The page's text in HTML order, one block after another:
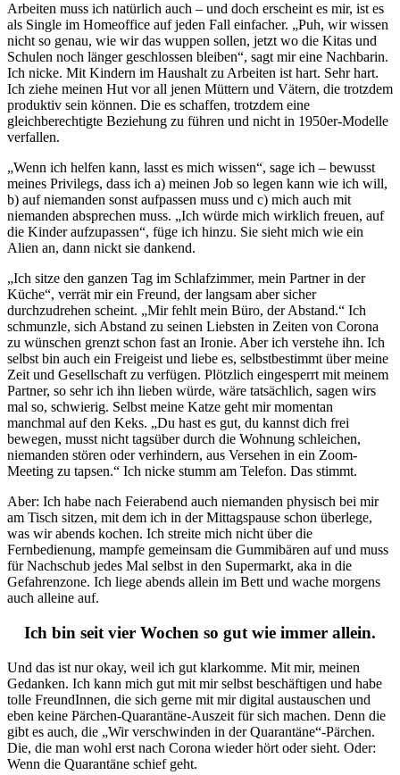
Arbeiten muss ich natürlich auch – und doch erscheint es mir, ist es
als Single im Homeoffice auf jeden Fall einfacher. „Puh, wir wissen
nicht so genau, wie wir das wuppen sollen, jetzt wo die Kitas und
Schulen noch länger geschlossen bleiben“, sagt mir eine Nachbarin.
Ich nicke. Mit Kindern im Haushalt zu Arbeiten ist hart. Sehr hart.
Ich ziehe meinen Hut vor all jenen Müttern und Vätern, die trotzdem
produktiv sein können. Die es schaffen, trotzdem eine
gleichberechtigte Beziehung zu führen und nicht in 1950er-Modelle
verfallen.
„Wenn ich helfen kann, lasst es mich wissen“, sage ich – bewusst
meines Privilegs, dass ich a) meinen Job so legen kann wie ich will,
b) auf niemanden sonst aufpassen muss und c) mich auch mit
niemanden absprechen muss. „Ich würde mich wirklich freuen, auf
die Kinder aufzupassen“, füge ich hinzu. Sie sieht mich wie ein
Alien an, dann nickt sie dankend.
„Ich sitze den ganzen Tag im Schlafzimmer, mein Partner in der
Küche“, verrät mir ein Freund, der langsam aber sicher
durchzudrehen scheint. „Mir fehlt mein Büro, der Abstand.“ Ich
schmunzle, sich Abstand zu seinen Liebsten in Zeiten von Corona
zu wünschen grenzt schon fast an Ironie. Aber ich verstehe ihn. Ich
selbst bin auch ein Freigeist und liebe es, selbstbestimmt über meine
Zeit und Gesellschaft zu verfügen. Plötzlich eingesperrt mit meinem
Partner, so sehr ich ihn lieben würde, wäre tatsächlich, sagen wirs
mal so, schwierig. Selbst meine Katze geht mir momentan
manchmal auf den Keks. „Du hast es gut, du kannst dich frei
bewegen, musst nicht tagsüber durch die Wohnung schleichen,
niemanden stören oder verhindern, aus Versehen in ein Zoom-
Meeting zu tapsen.“ Ich nicke stumm am Telefon. Das stimmt.
Aber: Ich habe nach Feierabend auch niemanden physisch bei mir
am Tisch sitzen, mit dem ich in der Mittagspause schon überlege,
was wir abends kochen. Ich streite mich nicht über die
Fernbedienung, mampfe gemeinsam die Gummibären auf und muss
für Nachschub jedes Mal selbst in den Supermarkt, aka in die
Gefahrenzone. Ich liege abends allein im Bett und wache morgens
auch alleine auf.
Ich bin seit vier Wochen so gut wie immer allein.
Und das ist nur okay, weil ich gut klarkomme. Mit mir, meinen
Gedanken. Ich kann mich gut mit mir selbst beschäftigen und habe
tolle FreundInnen, die sich gerne mit mir digital austauschen und
eben keine Pärchen-Quarantäne-Auszeit für sich machen. Denn die
gibt es auch, die „Wir verschwinden in der Quarantäne“-Pärchen.
Die, die man wohl erst nach Corona wieder hört oder sieht. Oder:
Wenn die Quarantäne schief geht.